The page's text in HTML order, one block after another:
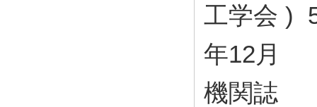
工学会 )
年12月
機関誌